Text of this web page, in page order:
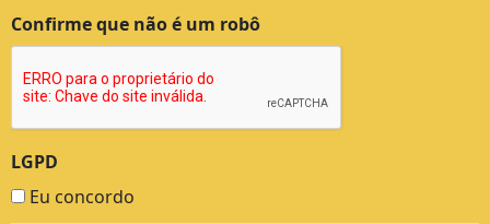
Confirme que não é um robô
LGPD
Eu concordo